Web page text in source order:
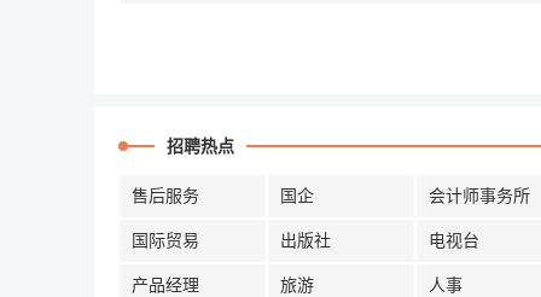
招聘热点
售后服务 国企 会计师事务所
国际贸易 出版社 电视台
产品经理 旅游 人事